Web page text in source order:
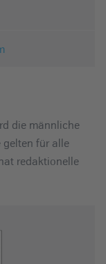
die männliche
gelten für alle
redaktionelle